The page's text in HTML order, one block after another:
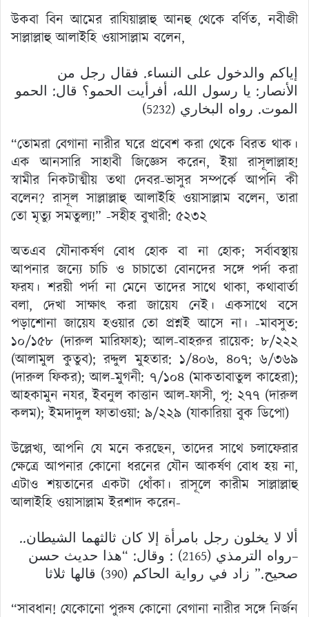
‍উকবা বিন আমের রাযিয়াল্লাহু আনহু থেকে বর্ণিত, নবীজী
সাল্লাল্লাহু আলাইহি ওয়াসাল্লাম বলেন,
إياكم والدخول على النساء. فقال رجل من
الأنصار: يا رسول الله، أفرأيت الحمو؟ قال: الحمو
الموت. رواه البخاري (5232)
“তোমরা বেগানা নারীর ঘরে প্রবেশ করা থেকে বিরত থাক।
এক আনসারি সাহাবী জিজ্ঞেস করেন, ইয়া রাসূলাল্লাহ!
স্বামীর নিকটাত্মীয় তথা দেবর-ভাসুর সম্পর্কে আপনি কী
বলেন? রাসূল সাল্লাল্লাহু আলাইহি ওয়াসাল্লাম বলেন, তারা
তো মৃত্যু সমতুল্য!” -সহীহ বুখারী: ৫২৩২
অতএব যৌনাকর্ষণ বোধ হোক বা না হোক; সর্বাবস্থায়
আপনার জন্যে চাচি ও চাচাতো বোনদের সঙ্গে পর্দা করা
ফরয। শরয়ী পর্দা না মেনে তাদের সাথে থাকা, কথাবার্তা
বলা, দেখা সাক্ষাৎ করা জায়েয নেই। একসাথে বসে
পড়াশোনা জায়েয হওয়ার তো প্রশ্নই আসে না। -মাবসুত:
১০/১৫৮ (দারুল মারিফাহ); আল-বাহরুর রায়েক: ৮/২২২
(আলামুল কুতুব); রদ্দুল মুহতার: ১/৪০৬, ৪০৭; ৬/৩৬৯
(দারুল ফিকর); আল-মুগনী: ৭/১০৪ (মাকতাবাতুল কাহেরা);
আহকামুন নযর, ইবনুল কাত্তান আল-ফাসী, পৃ: ২৭৭ (দারুল
কলম); ইমদাদুল ফাতাওয়া: ৯/২২৯ (যাকারিয়া বুক ডিপো)
উল্লেখ্য, আপনি যে মনে করছেন, তাদের সাথে চলাফেরার
ক্ষেত্রে আপনার কোনো ধরনের যৌন আকর্ষণ বোধ হয় না,
এটাও শয়তানের একটা ধোঁকা। রাসূলে কারীম সাল্লাল্লাহু
আলাইহি ওয়াসাল্লাম ইরশাদ করেন-
ألا لا يخلون رجل بامرأة إلا كان ثالثهما الشيطان..
–رواه الترمذي (2165) : وقال: “هذا حديث حسن
صحيح.” زاد في رواية الحاكم (390) قالها ثلاثا
“সাবধান! যেকোনো পুরুষ কোনো বেগানা নারীর সঙ্গে নির্জন